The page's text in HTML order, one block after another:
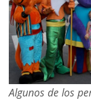
Algunos de los